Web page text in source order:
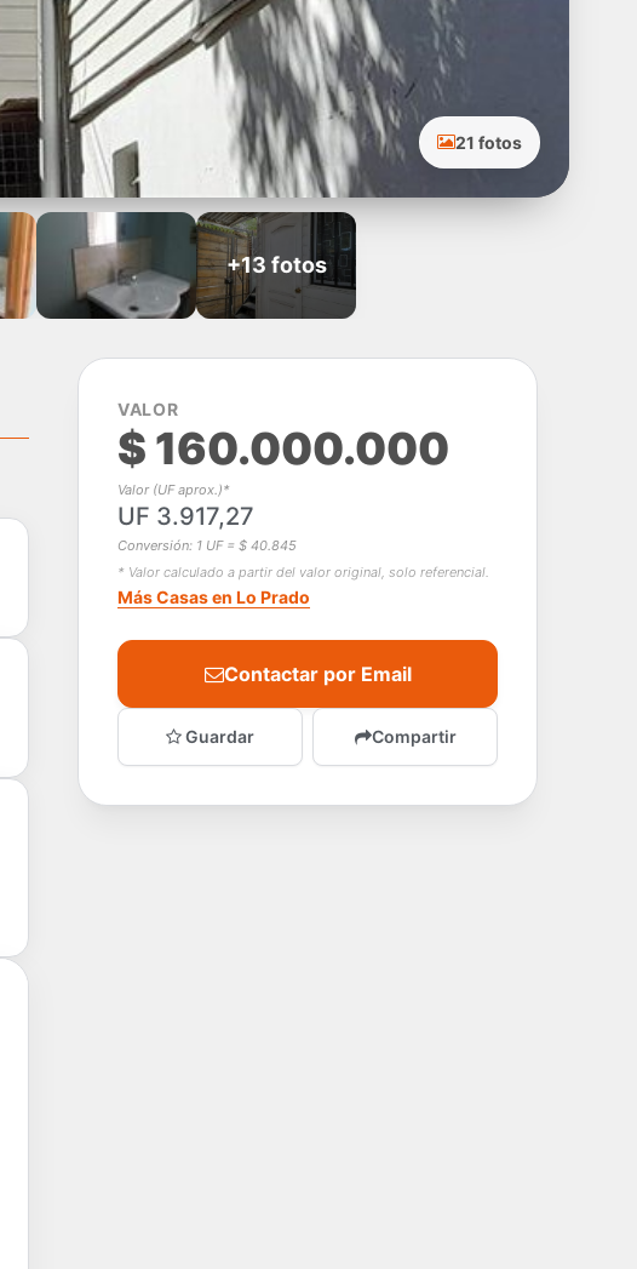
21 fotos
+13 fotos
VALOR
$ 160.000.000
Valor (UF aprox.)*
UF 3.917,27
Conversión: 1 UF = $ 40.845
* Valor calculado a partir del valor original, solo referencial.
Más Casas en Lo Prado
Contactar por Email
Guardar Compartir